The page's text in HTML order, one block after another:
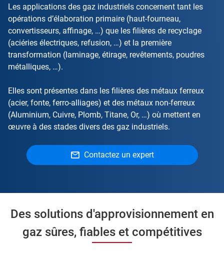
Les applications des gaz industriels concernent tant les
opérations d’élaboration primaire (haut-fourneau,
convertisseurs, affinage, …) que les filières de recyclage
(aciéries électriques, refusion, …) et la première
transformation (laminage, étirage, revêtements, poudres
métalliques, …).
Elles sont présentes dans les filières des métaux ferreux
(acier, fonte, ferro-alliages) et des métaux non-ferreux
(Aluminium, Cuivre, Plomb, Titane, Or, …) où mettent en
œuvre à des stades divers des gaz industriels.
Contactez un expert
Des solutions d'approvisionnement en
gaz sûres, fiables et compétitives